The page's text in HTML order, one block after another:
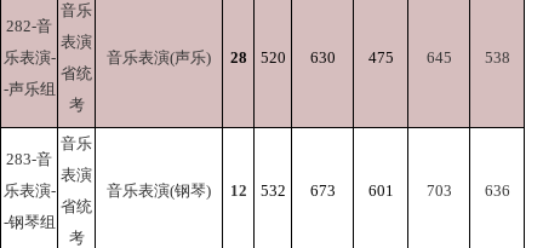
282-音
乐表演-
-声乐组
音乐
表演
省统
考
音乐表演(声乐) 28 520 630 475 645 538
283-音
乐表演-
-钢琴组
音乐
表演
省统
考
音乐表演(钢琴) 12 532 673 601 703 636